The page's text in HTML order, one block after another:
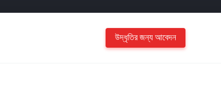
উদ্ধৃতির জন্য আবেদন